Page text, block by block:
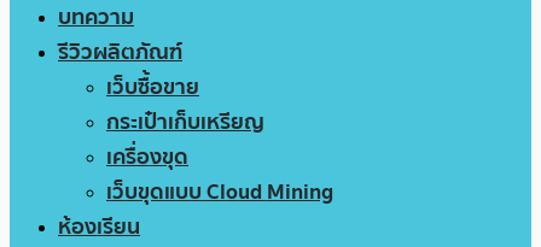
บทความ
รีวิวผลิตภัณฑ์
เว็บซื้อขาย
กระเป๋าเก็บเหรียญ
เครื่องขุด
เว็บขุดแบบ Cloud Mining
ห้องเรียน